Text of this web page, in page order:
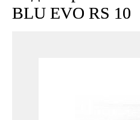
BLU EVO RS 10